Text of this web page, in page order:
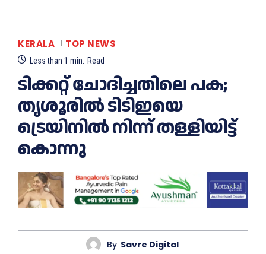
KERALA TOP NEWS
Less than 1 min. Read
ടിക്കറ്റ് ചോദിച്ചതിലെ പക;
തൃ​ശൂരിൽ ടിടിഇയെ
ട്രെയിനില്‍ നിന്ന് തള്ളിയിട്ട്
കൊന്നു
By Savre Digital